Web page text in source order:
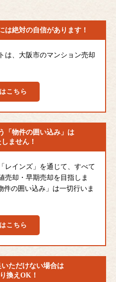
は絶対の自信があります！
は、大阪市のマンション売却
こちら
「物件の囲い込み」は
ません！
レインズ」を通じて、すべて
売却・早期売却を目指しま
件の囲い込み」は一切行いま
こちら
いただけない場合は
換えOK！